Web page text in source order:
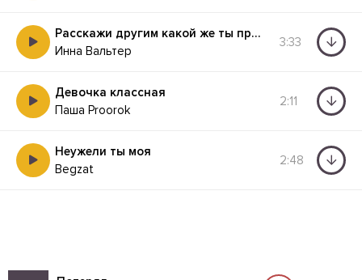
Расскажи другим какой же ты примерный
Инна Вальтер
3:33
Девочка классная
Паша Proorok
2:11
Неужели ты моя
Begzat
2:48